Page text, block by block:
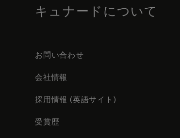
キュナードについて
お問い合わせ
会社情報
採用情報 (英語サイト)
受賞歴